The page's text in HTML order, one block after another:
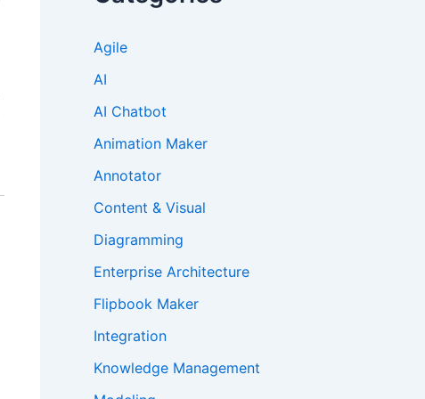
Agile
AI
AI Chatbot
Animation Maker
Annotator
Content & Visual
Diagramming
Enterprise Architecture
Flipbook Maker
Integration
Knowledge Management